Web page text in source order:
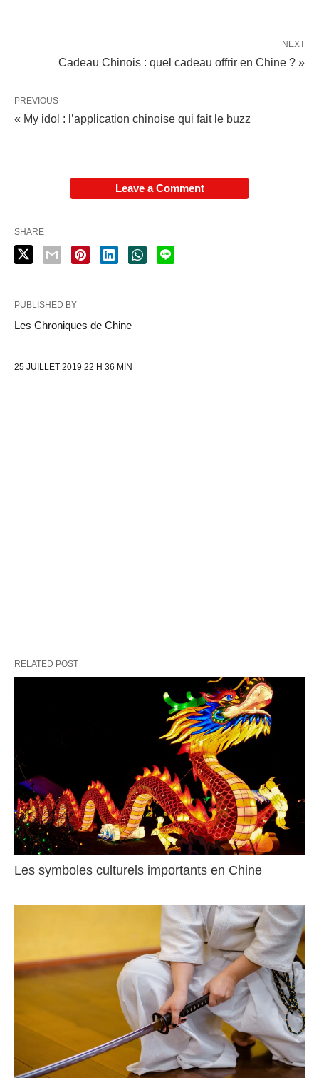
NEXT
Cadeau Chinois : quel cadeau offrir en Chine ? »
PREVIOUS
« My idol : l’application chinoise qui fait le buzz
Leave a Comment
SHARE
PUBLISHED BY
Les Chroniques de Chine
25 JUILLET 2019 22 H 36 MIN
RELATED POST
Les symboles culturels importants en Chine